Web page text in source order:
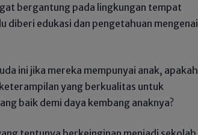
bergantung pada lingkungan tempat
diberi edukasi dan pengetahuan mengenai
ini jika mereka mempunyai anak, apakah
yang berkualitas untuk
baik demi daya kembang anaknya?